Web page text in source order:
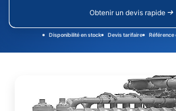
Obtenir un devis rapide
Disponibilité en stock Devis tarifaire Référence